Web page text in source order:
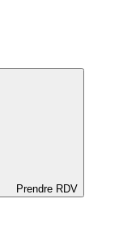
Prendre RDV